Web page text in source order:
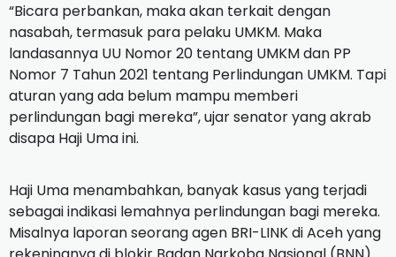
“Bicara perbankan, maka akan terkait dengan
nasabah, termasuk para pelaku UMKM. Maka
landasannya UU Nomor 20 tentang UMKM dan PP
Nomor 7 Tahun 2021 tentang Perlindungan UMKM. Tapi
aturan yang ada belum mampu memberi
perlindungan bagi mereka”, ujar senator yang akrab
disapa Haji Uma ini.
Haji Uma menambahkan, banyak kasus yang terjadi
sebagai indikasi lemahnya perlindungan bagi mereka.
Misalnya laporan seorang agen BRI-LINK di Aceh yang